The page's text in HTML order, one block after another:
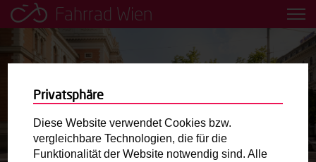
Fahrrad Wien
Leih dir einfach ein Transportfahrrad in deiner Nähe aus!
Mobilitätsbildung für Kinder und
Jugendliche
Radweg-Projektkarte
Privatsphäre
Diese Website verwendet Cookies bzw.
vergleichbare Technologien, die für die
Funktionalität der Website notwendig sind. Alle